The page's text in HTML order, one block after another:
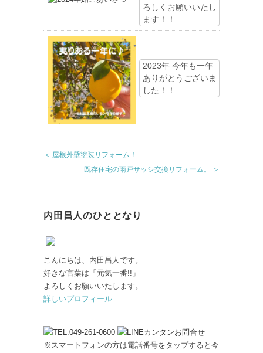
ろしくお願いいたし
ます！！
2023年 今年も一年
ありがとうございま
した！！
＜ 屋根外壁塗装リフォーム！
既存住宅の雨戸サッシ交換リフォーム。 ＞
内田昌人のひととなり
こんにちは、内田昌人です。
好きな言葉は「元気一番!!」
よろしくお願いいたします。
詳しいプロフィール
※スマートフォンの方は電話番号をタップすると今